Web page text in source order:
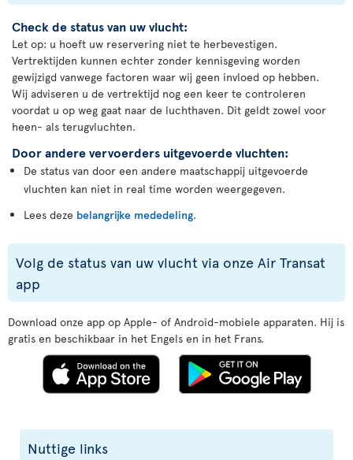
Check de status van uw vlucht:
Let op: u hoeft uw reservering niet te herbevestigen.
Vertrektijden kunnen echter zonder kennisgeving worden
gewijzigd vanwege factoren waar wij geen invloed op hebben.
Wij adviseren u de vertrektijd nog een keer te controleren
voordat u op weg gaat naar de luchthaven. Dit geldt zowel voor
heen- als terugvluchten.
Door andere vervoerders uitgevoerde vluchten:
De status van door een andere maatschappij uitgevoerde
vluchten kan niet in real time worden weergegeven.
Lees deze belangrijke mededeling.
Volg de status van uw vlucht via onze Air Transat
app
Download onze app op Apple- of Android-mobiele apparaten. Hij is
gratis en beschikbaar in het Engels en in het Frans.
Nuttige links